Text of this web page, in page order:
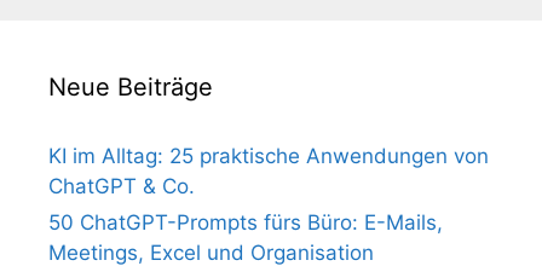
Neue Beiträge
KI im Alltag: 25 praktische Anwendungen von
ChatGPT & Co.
50 ChatGPT-Prompts fürs Büro: E-Mails,
Meetings, Excel und Organisation